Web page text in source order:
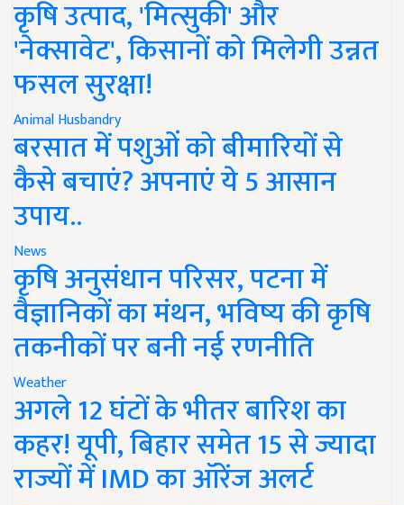
कृषि उत्पाद, 'मित्सुकी' और
'नेक्सावेट', किसानों को मिलेगी उन्नत
फसल सुरक्षा!
Animal Husbandry
बरसात में पशुओं को बीमारियों से
कैसे बचाएं? अपनाएं ये 5 आसान
उपाय..
News
कृषि अनुसंधान परिसर, पटना में
वैज्ञानिकों का मंथन, भविष्य की कृषि
तकनीकों पर बनी नई रणनीति
Weather
अगले 12 घंटों के भीतर बारिश का
कहर! यूपी, बिहार समेत 15 से ज्यादा
राज्यों में IMD का ऑरेंज अलर्ट